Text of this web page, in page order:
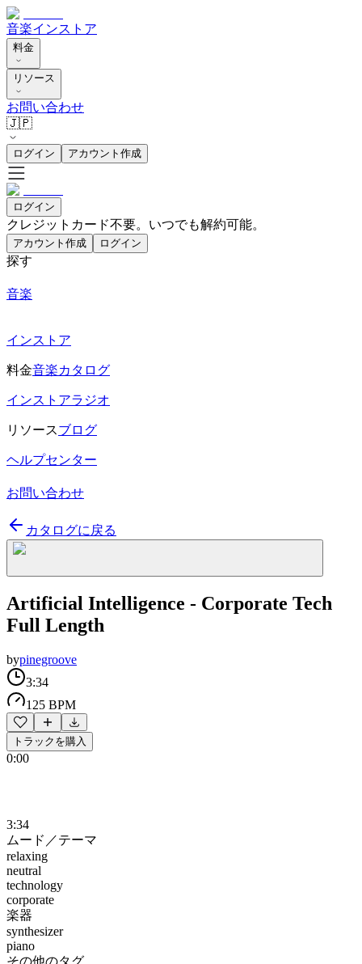
音楽インストア
料金
リソース
お問い合わせ
🇯🇵
ログイン アカウント作成
ログイン
クレジットカード不要。いつでも解約可能。
アカウント作成 ログイン
探す
音楽
インストア
料金音楽カタログ
インストアラジオ
リソースブログ
ヘルプセンター
お問い合わせ
カタログに戻る
Artificial Intelligence - Corporate Tech
Full Length
bypinegroove
3:34
125 BPM
トラックを購入
0:00
3:34
ムード／テーマ
relaxing
neutral
technology
corporate
楽器
synthesizer
piano
その他のタグ